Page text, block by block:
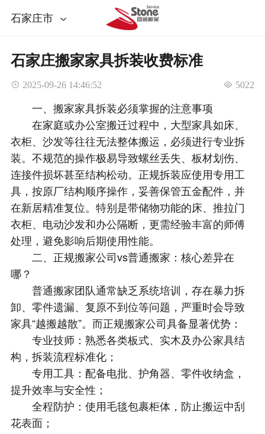
石家庄市
石家庄搬家家具拆装收费标准
 2025-09-26 14:46:52  5022
一、搬家家具拆装必须掌握的注意事项
在家庭或办公室搬迁过程中，大型家具如床、
衣柜、沙发等往往无法整体搬运，必须进行专业拆
装。不规范的操作极易导致螺丝丢失、板材划伤、
连接件损坏甚至结构松动。正规拆装应使用专用工
具，按原厂结构顺序操作，妥善保管五金配件，并
在新居精准复位。特别是带储物功能的床、推拉门
衣柜、电动沙发和办公隔断，更需经验丰富的师傅
处理，避免影响后期使用性能。
二、正规搬家公司vs普通搬家：核心差异在
哪？
普通搬家团队通常缺乏系统培训，存在暴力拆
卸、零件遗漏、复原不到位等问题，严重时会导致
家具“越搬越散”。而正规搬家公司具备显著优势：
专业技师：熟悉各类板式、实木及办公家具结
构，拆装流程标准化；
专用工具：配备电批、护角器、零件收纳盒，
提升效率与安全性；
全程防护：使用毛毯包裹柜体，防止搬运中刮
花表面；